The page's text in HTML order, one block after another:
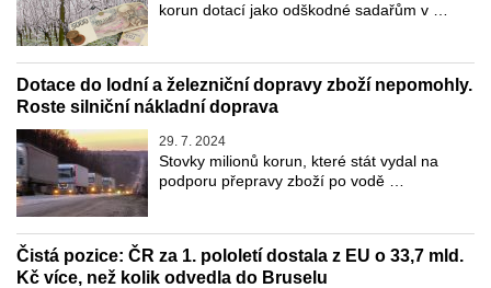
korun dotací jako odškodné sadařům v …
Dotace do lodní a železniční dopravy zboží nepomohly.
Roste silniční nákladní doprava
29. 7. 2024
Stovky milionů korun, které stát vydal na
podporu přepravy zboží po vodě …
Čistá pozice: ČR za 1. pololetí dostala z EU o 33,7 mld.
Kč více, než kolik odvedla do Bruselu